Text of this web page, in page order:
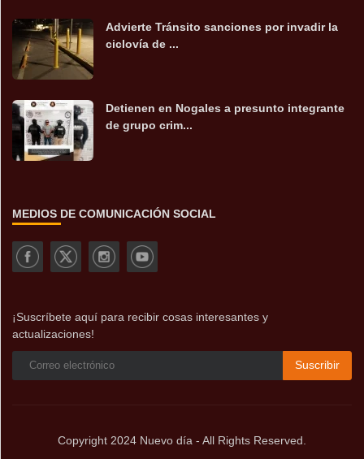
Advierte Tránsito sanciones por invadir la
ciclovía de ...
Detienen en Nogales a presunto integrante
de grupo crim...
MEDIOS DE COMUNICACIÓN SOCIAL
¡Suscríbete aquí para recibir cosas interesantes y
actualizaciones!
Suscribir
Copyright 2024 Nuevo día - All Rights Reserved.